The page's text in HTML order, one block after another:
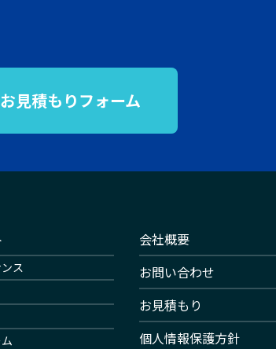
お見積もりフォーム
ス
会社概要
お問い合わせ
お見積もり
個人情報保護方針